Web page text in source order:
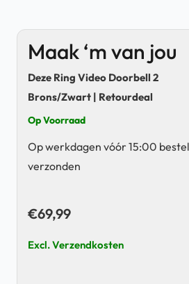
Maak ‘m van jou
Deze Ring Video Doorbell 2
Brons/Zwart | Retourdeal
Op Voorraad
Op werkdagen vóór 15:00
verzonden
€69,99
Excl. Verzendkosten